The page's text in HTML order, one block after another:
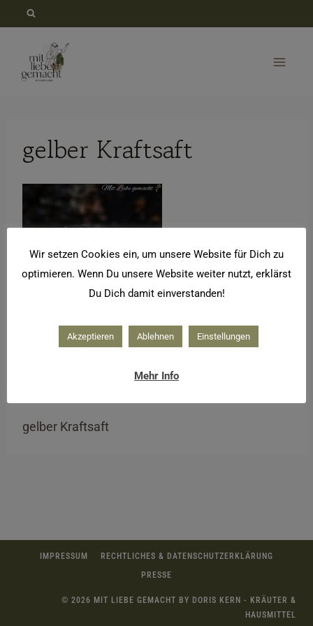
springen
gelber Kraftsaft
gelber Kraftsaft
IMPRESSUM
RECHTLICHES & DATENSCHUTZERKLÄRUNG
PRESSE
© 2026 MIT LIEBE GEMACHT BY DORIS KERN - KRÄUTER &
HAUSMITTEL
Wir setzen Cookies ein, um unsere Website für Dich zu
optimieren. Wenn Du unsere Website weiter nutzt, erklärst
Du Dich damit einverstanden!
Akzeptieren Ablehnen Einstellungen
Mehr Info